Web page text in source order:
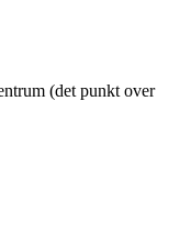
(det punkt over